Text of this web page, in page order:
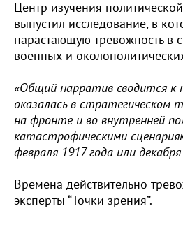
Центр изучения
выпустил исследование, в
нарастающую тревожность в
военных и
«Общий нарратив сводится к
оказалась в стратегическом
на фронте и во внутренней
катастрофическими
февраля 1917 года или
Времена действительно
эксперты “Точки зрения”.